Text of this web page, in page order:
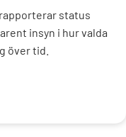
status
insyn i hur valda
över tid.